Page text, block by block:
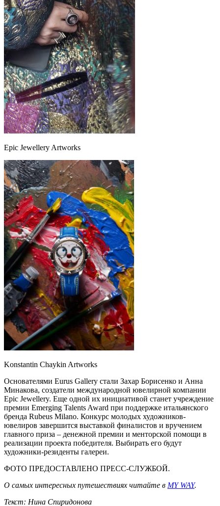
Epic Jewellery Artworks
Konstantin Chaykin Artworks
Основателями Eurus Gallery стали Захар Борисенко и Анна
Минакова, создатели международной ювелирной компании
Epic Jewellery. Еще одной их инициативой станет учреждение
премии Emerging Talents Award при поддержке итальянского
бренда Rubeus Milano. Конкурс молодых художников-
ювелиров завершится выставкой финалистов и вручением
главного приза – денежной премии и менторской помощи в
реализации проекта победителя. Выбирать его будут
художники-резиденты галереи.
ФОТО ПРЕДОСТАВЛЕНО ПРЕСС-СЛУЖБОЙ.
О самых интересных путешествиях читайте в MY WAY.
Текст: Нина Спиридонова